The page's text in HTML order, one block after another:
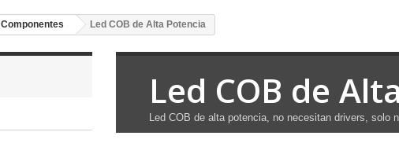
Componentes Led COB de Alta Potencia
Led COB de
Led COB de alta potencia, no necesitan drivers, solo